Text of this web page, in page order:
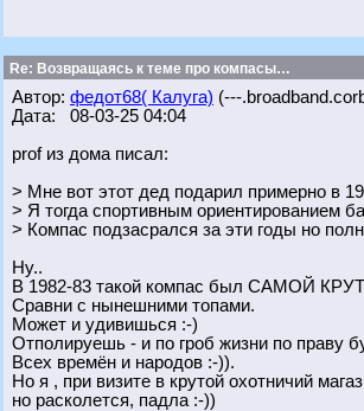
Re: Возвращаясь к теме про компасы…
Автор: федот68( Калуга) (---
Дата: 08-03-25 04:04
prof из дома писал:
> Мне вот этот дед подарил примерно в
> Я тогда спортивным ориентированием
> Компас подзасрался за эти годы но
Ну..
В 1982-83 такой компас был САМОЙ
Сравни с нынешними топами.
Может и удивишься :-)
Отполируешь - и по гроб жизни по
Всех времён и народов :-)).
Но я , при визите в крутой охотничий
но расколется, падла :-))